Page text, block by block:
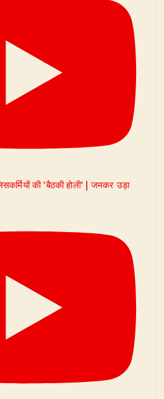
की 'बैठकी होली' | जमकर उड़ा